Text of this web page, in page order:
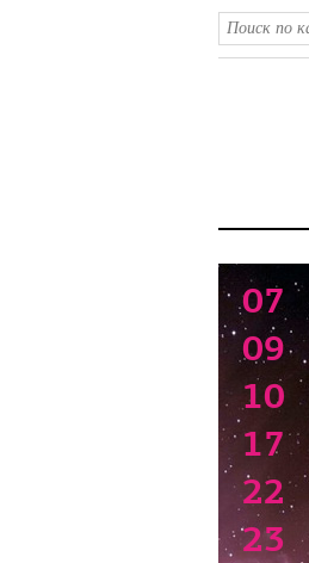
07
09
10
17
22
23